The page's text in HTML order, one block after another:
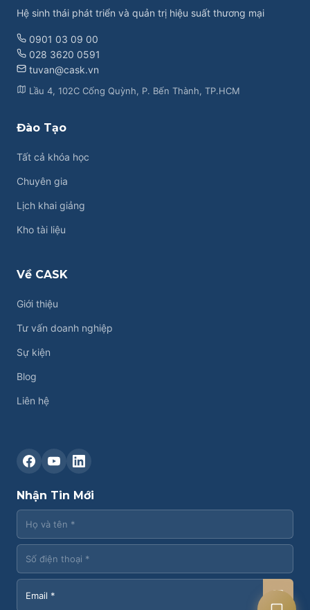
NHẬP
TRƯỜNG
Hệ sinh thái phát triển và quản trị hiệu suất thương mại
0901 03 09 00
028 3620 0591
tuvan@cask.vn
Lầu 4, 102C Cống Quỳnh, P. Bến Thành, TP.HCM
Đào Tạo
Tất cả khóa học
Chuyên gia
Lịch khai giảng
Kho tài liệu
Về CASK
Giới thiệu
Tư vấn doanh nghiệp
Sự kiện
Blog
Liên hệ
Nhận Tin Mới